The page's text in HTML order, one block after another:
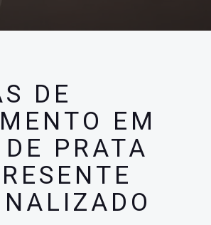
DE
EM
PRATA